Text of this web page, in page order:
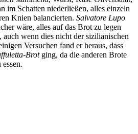
im Schatten niederließen, alles einzeln
Knien balancierten. Salvatore Lupo
wäre, alles auf das Brot zu legen
auch wenn dies nicht der sizilianischen
Versuchen fand er heraus, dass
Brotging, da die anderen Brote